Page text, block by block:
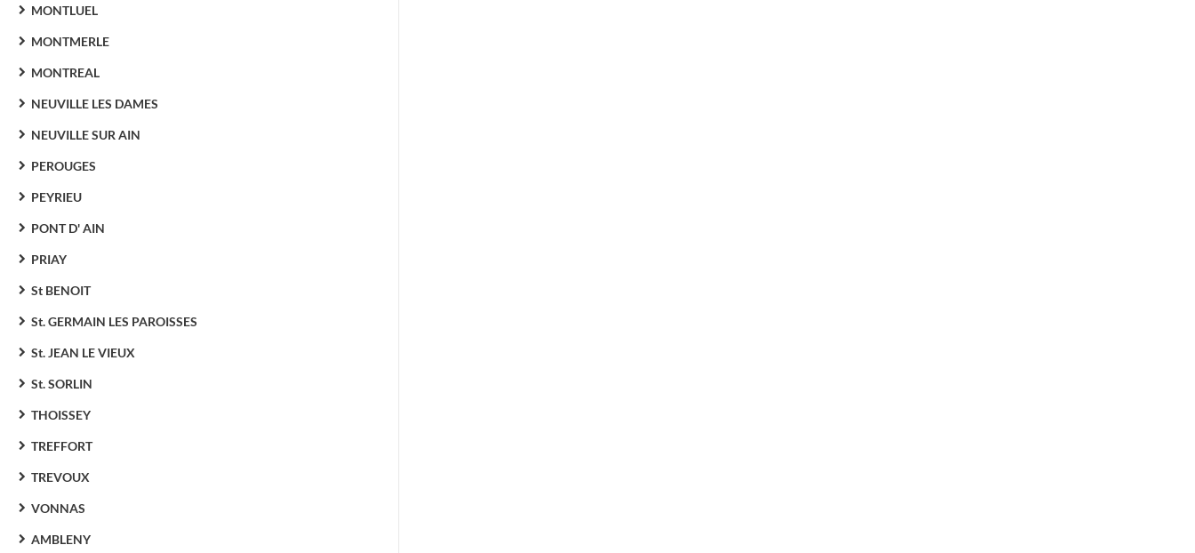
MONTLUEL
MONTMERLE
MONTREAL
NEUVILLE LES DAMES
NEUVILLE SUR AIN
PEROUGES
PEYRIEU
PONT D' AIN
PRIAY
St BENOIT
St. GERMAIN LES PAROISSES
St. JEAN LE VIEUX
St. SORLIN
THOISSEY
TREFFORT
TREVOUX
VONNAS
AMBLENY